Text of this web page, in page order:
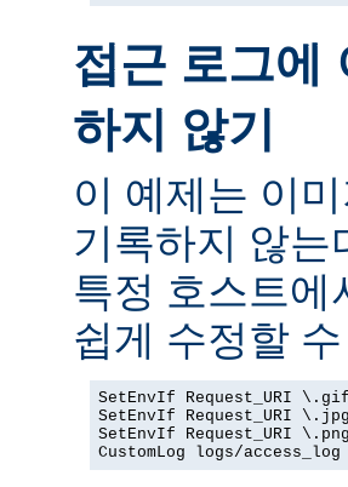
접근 로그에
하지 않기
이 예제는 이
기록하지 않는
특정 호스트에
쉽게 수정할
SetEnvIf Request_URI
SetEnvIf Request_URI
SetEnvIf Request_URI
CustomLog logs/access_log